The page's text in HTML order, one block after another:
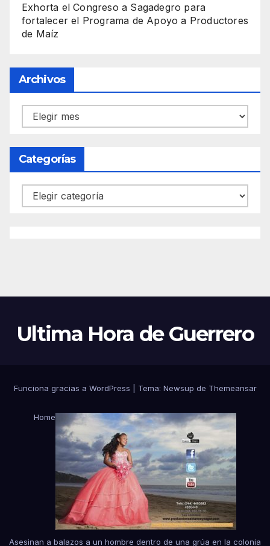
Exhorta el Congreso a Sagadegro para
fortalecer el Programa de Apoyo a Productores
de Maíz
Archivos
Archivos
Categorías
Categorías
Ultima Hora de Guerrero
Funciona gracias a WordPress Tema: Newsup de Themeansar
Home
Asesinan a balazos a un hombre dentro de una grúa en la colonia